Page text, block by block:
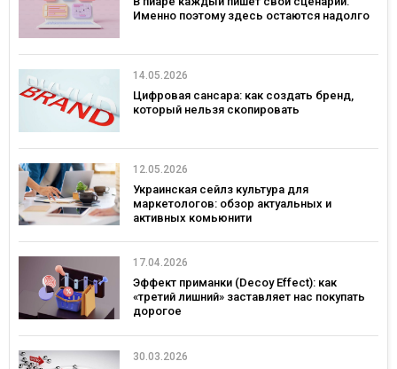
Именно поэтому здесь остаются надолго
14.05.2026
Цифровая сансара: как создать бренд,
который нельзя скопировать
12.05.2026
Украинская сейлз культура для
маркетологов: обзор актуальных и
активных комьюнити
17.04.2026
Эффект приманки (Decoy Effect): как
«третий лишний» заставляет нас покупать
дорогое
30.03.2026